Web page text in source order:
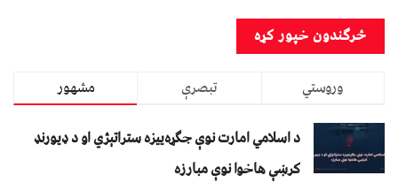
مشهور تبصرې
وروستي
د اسلامي امارت نوې جګړه‌ییزه ستراتېژي او د ډیورنډ
کرښې هاخوا نوې مبارزه